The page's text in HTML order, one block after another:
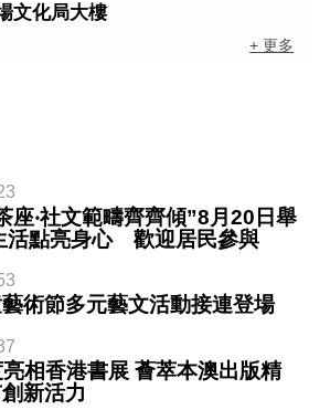
文化局大樓
+ 更多
座‧社文範疇齊齊傾”8月20日舉
活點亮身心 歡迎居民參與
術節多元藝文活動接連登場
相香港書展 薈萃本澳出版精
新活力